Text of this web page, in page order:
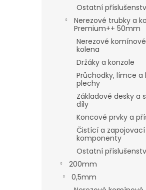
Ostatní
Nerezové trubky a
Premium++ 50mm
Nerezové
kolena
Držáky a konzole
Průchodky, límce a
plechy
Základové desky a
díly
Koncové prvky a
Čistící a zapojovací
komponenty
Ostatní
200mm
0,5mm